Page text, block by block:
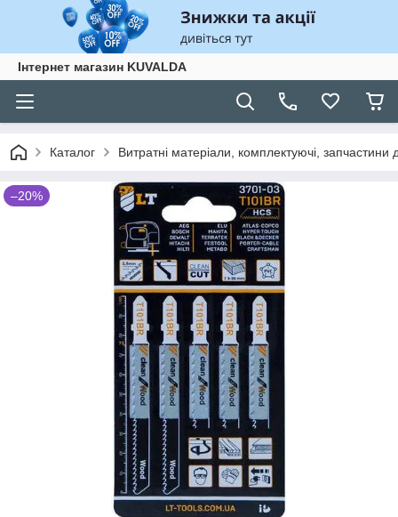
Інтернет магазин KUVALDA
Каталог Витратні матеріали, комплектуючі, запчастини
–20%